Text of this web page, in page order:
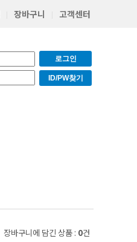
장바구니 고객센터
로그인
ID/PW찾기
장바구니에 담긴 상품 : 0건